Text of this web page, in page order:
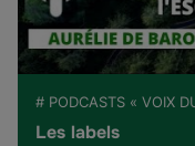
# PODCASTS « VOIX
Les labels